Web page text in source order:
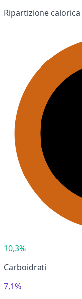
Ripartizione calorica
10,3%
Carboidrati
7,1%